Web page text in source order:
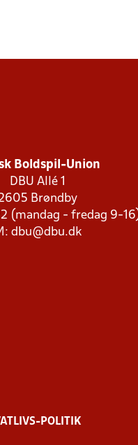
Boldspil-Union
DBU Allé 1
Brøndby
(mandag - fredag 9-
dbu@dbu.dk
POLITIK